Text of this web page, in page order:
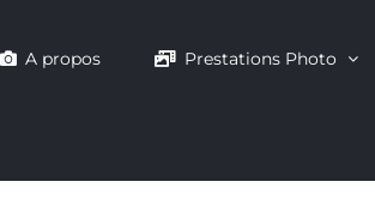
A propos Prestations Photo